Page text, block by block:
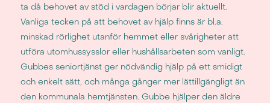
ta då behovet av stöd i vardagen börjar blir aktuellt.
Vanliga tecken på att behovet av hjälp finns är bl.a.
minskad rörlighet utanför hemmet eller svårigheter att
utföra utomhussysslor eller hushållsarbeten som vanligt.
Gubbes seniortjänst ger nödvändig hjälp på ett smidigt
och enkelt sätt, och många gånger mer lättillgängligt än
den kommunala hemtjänsten. Gubbe hjälper den äldre